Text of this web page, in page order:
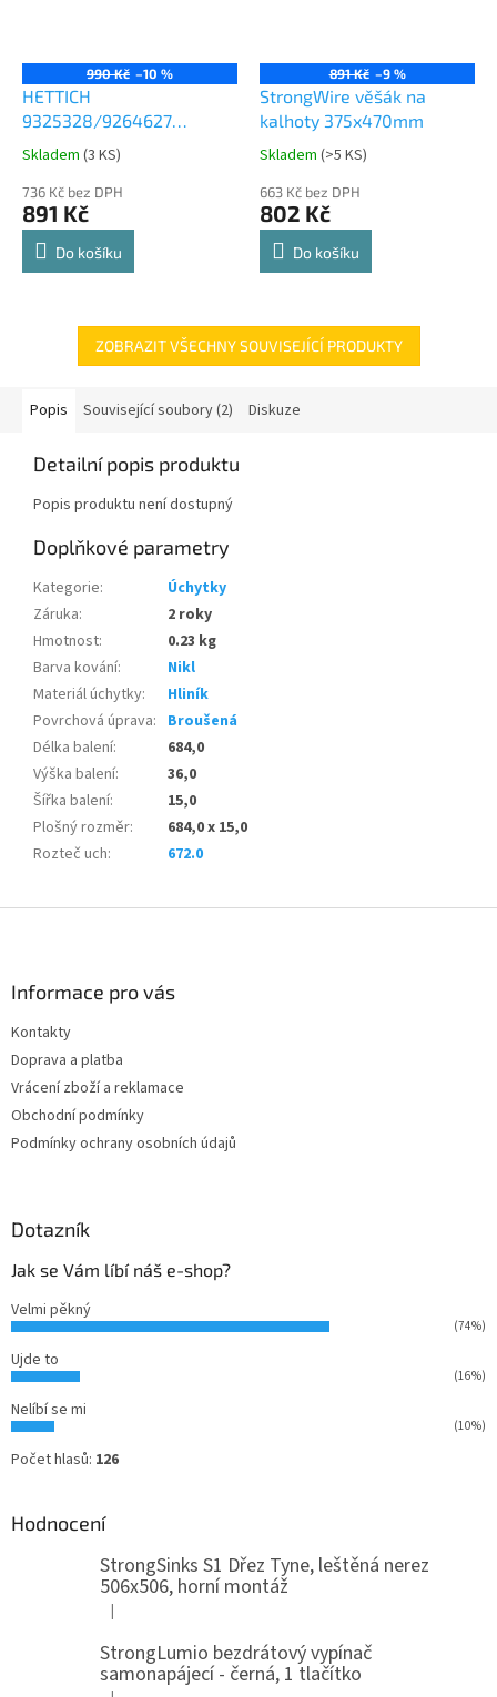
990 Kč –10 %
HETTICH
9325328/9264627
Comfort Spin 360° otočná
police 8kg
Průměrné
produktu
je
4,8
Skladem (3 KS)
736 Kč bez DPH
891 Kč
Do košíku
891 Kč –9 %
StrongWire věšák na
kalhoty 375x470mm
Průměrné
produktu
je
4,8
Skladem (>5 KS)
663 Kč bez DPH
802 Kč
Do košíku
ZOBRAZIT VŠECHNY SOUVISEJÍCÍ PRODUKTY
Popis Související soubory (2) Diskuze
Detailní popis produktu
Popis produktu není dostupný
Doplňkové parametry
Kategorie:
Úchytky
Záruka:
2 roky
Hmotnost:
0.23 kg
Barva kování:
Nikl
Materiál úchytky:
Hliník
Povrchová úprava: Broušená
Délka balení:
684,0
Výška balení:
36,0
Šířka balení:
15,0
Plošný rozměr:
684,0 x 15,0
Rozteč uch: 672.0
Informace pro vás
Kontakty
Doprava a platba
Vrácení zboží a reklamace
Obchodní podmínky
Podmínky ochrany osobních údajů
Dotazník
Jak se Vám líbí náš e-shop?
Velmi pěkný
(74%)
Ujde to
(16%)
Nelíbí se mi
(10%)
Počet hlasů: 126
Hodnocení
StrongSinks S1 Dřez Tyne, leštěná nerez
506x506, horní montáž
Hodnocení produktu je 5 z 5 hvězdiček.
|
StrongLumio bezdrátový vypínač
samonapájecí - černá, 1 tlačítko